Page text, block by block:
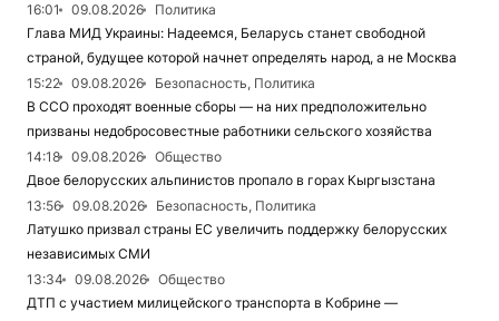
16:01
09.08.2026
Политика
Глава МИД Украины: Надеемся, Беларусь станет свободной
страной, будущее которой начнет определять народ, а не Москва
15:22
09.08.2026
Безопасность, Политика
В ССО проходят военные сборы — на них предположительно
призваны недобросовестные работники сельского хозяйства
14:18
09.08.2026
Общество
Двое белорусских альпинистов пропало в горах Кыргызстана
13:56
09.08.2026
Безопасность, Политика
Латушко призвал страны ЕС увеличить поддержку белорусских
независимых СМИ
13:34
09.08.2026
Общество
ДТП с участием милицейского транспорта в Кобрине —